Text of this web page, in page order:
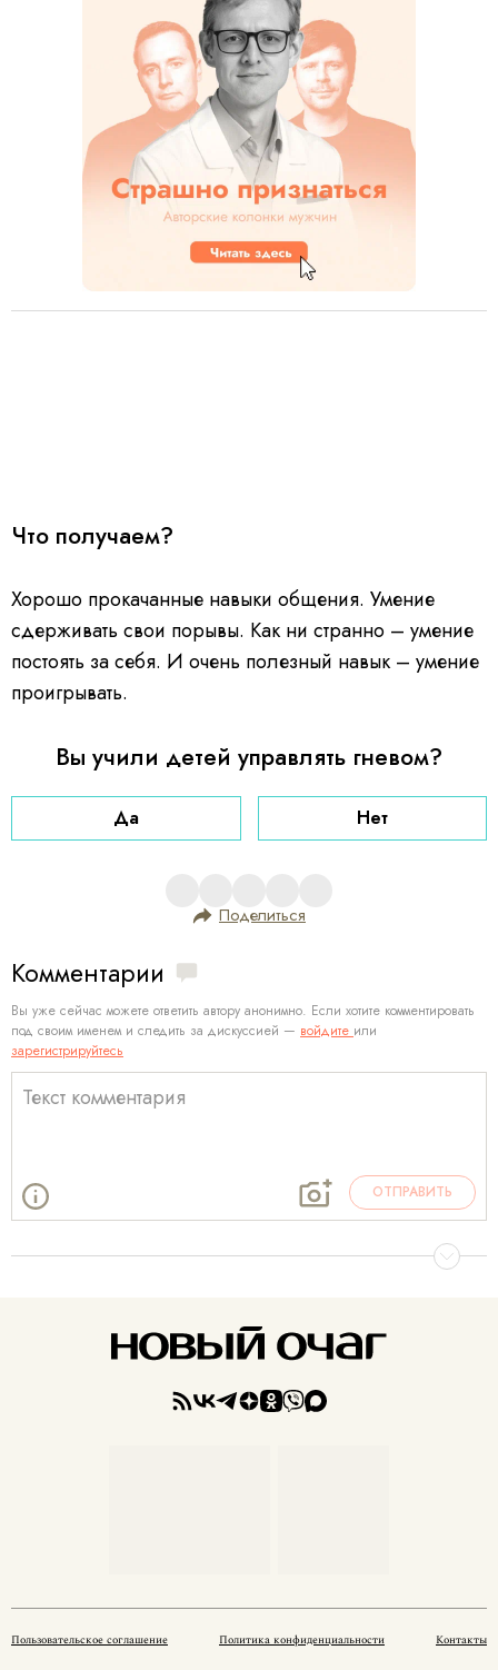
Что получаем?
Хорошо прокачанные навыки общения. Умение
сдерживать свои порывы. Как ни странно – умение
постоять за себя. И очень полезный навык – умение
проигрывать.
Вы учили детей управлять гневом?
Да Нет
Поделиться
Комментарии
Вы уже сейчас можете ответить автору анонимно. Если хотите комментировать
под своим именем и следить за дискуссией — войдите или
зарегистрируйтесь
ОТПРАВИТЬ
Пользовательское соглашение Политика конфиденциальности Контакты